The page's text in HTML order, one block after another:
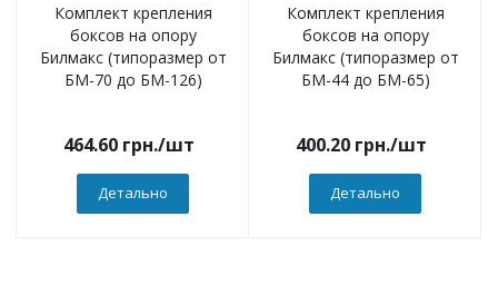
Комплект крепления
боксов на опору
Билмакс (типоразмер от
БМ-70 до БМ-126)
464.60 грн./шт
Детально
Комплект крепления
боксов на опору
Билмакс (типоразмер от
БМ-44 до БМ-65)
400.20 грн./шт
Детально